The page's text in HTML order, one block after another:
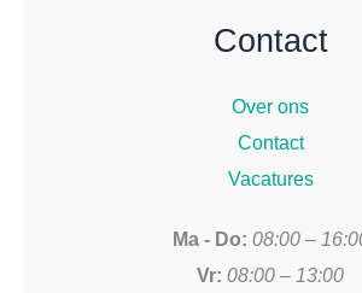
Contact
Over ons
Contact
Vacatures
Ma - Do: 08:00 –
Vr: 08:00 – 13:00